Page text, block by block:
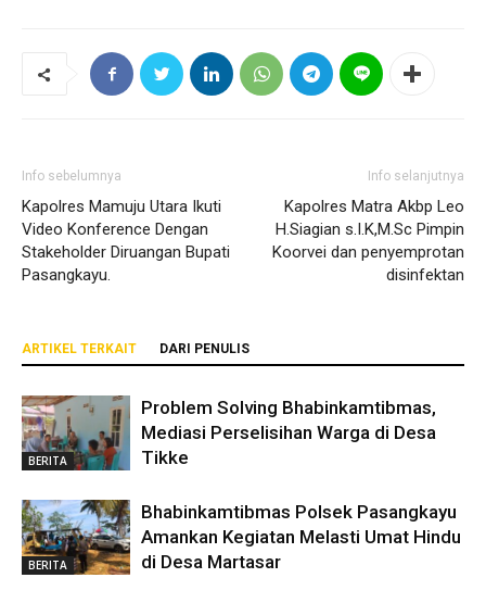
Info sebelumnya
Kapolres Mamuju Utara Ikuti
Video Konference Dengan
Stakeholder Diruangan Bupati
Pasangkayu.
Info selanjutnya
Kapolres Matra Akbp Leo
H.Siagian s.I.K,M.Sc Pimpin
Koorvei dan penyemprotan
disinfektan
ARTIKEL TERKAIT DARI PENULIS
BERITA
Problem Solving Bhabinkamtibmas,
Mediasi Perselisihan Warga di Desa
Tikke
BERITA
Bhabinkamtibmas Polsek Pasangkayu
Amankan Kegiatan Melasti Umat Hindu
di Desa Martasar